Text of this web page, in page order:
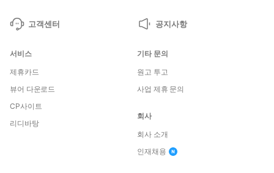
고객센터 공지사항
서비스
제휴카드
뷰어 다운로드
CP사이트
리디바탕
기타 문의
원고 투고
사업 제휴 문의
회사
회사 소개
인재채용